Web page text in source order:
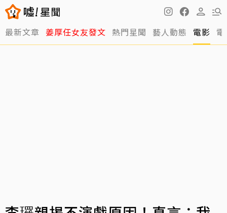
最新文章 姜厚任女友發文 熱門星聞 藝人動態 電影